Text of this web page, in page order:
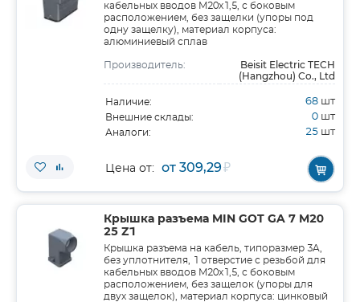
кабельных вводов M20x1,5, с боковым
расположением, без защелки (упоры под
одну защелку), материал корпуса:
алюминиевый сплав
Производитель:
Beisit Electric TECH
(Hangzhou) Co., Ltd
Наличие: 68 шт
Внешние склады: 0 шт
Аналоги: 25 шт
Цена от: от 309,29₽
Крышка разъема MIN GOT GA 7 M20
25 Z1
Крышка разъема на кабель, типоразмер 3A,
без уплотнителя, 1 отверстие с резьбой для
кабельных вводов M20x1,5, с боковым
расположением, без защелок (упоры для
двух защелок), материал корпуса: цинковый